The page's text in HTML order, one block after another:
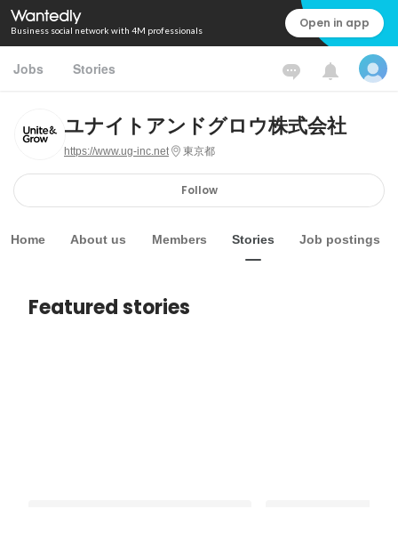
Business social network with 4M professionals Open in app
Jobs Stories
ユナイトアンドグロウ株式会社
https://www.ug-inc.net 東京都
Follow
Home About us Members Stories Job postings
Featured stories